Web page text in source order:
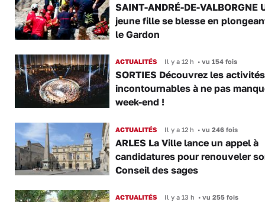
SAINT-ANDRÉ-DE-VALBORGNE
jeune fille se blesse en
le Gardon
ACTUALITÉS Il y a 12 h •vu 154 fois
SORTIES Découvrez les activités
incontournables à ne pas
week-end !
ACTUALITÉS Il y a 12 h •vu 246 fois
ARLES La Ville lance un appel à
candidatures pour renouveler
Conseil des sages
ACTUALITÉS Il y a 13 h •vu 255 fois